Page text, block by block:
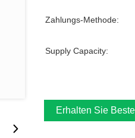
Zahlungs-Methode:
Supply Capacity:
Erhalten Sie